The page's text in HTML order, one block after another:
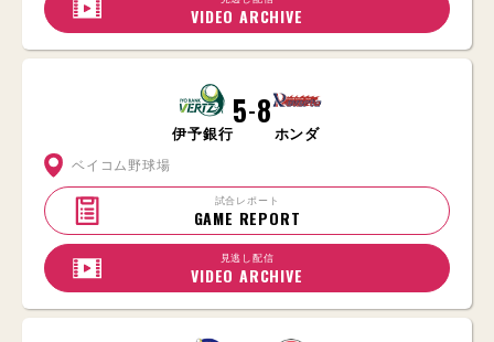
VIDEO ARCHIVE
伊予銀行
5-8
ホンダ
ベイコム野球場
試合レポート
GAME REPORT
見逃し配信
VIDEO ARCHIVE